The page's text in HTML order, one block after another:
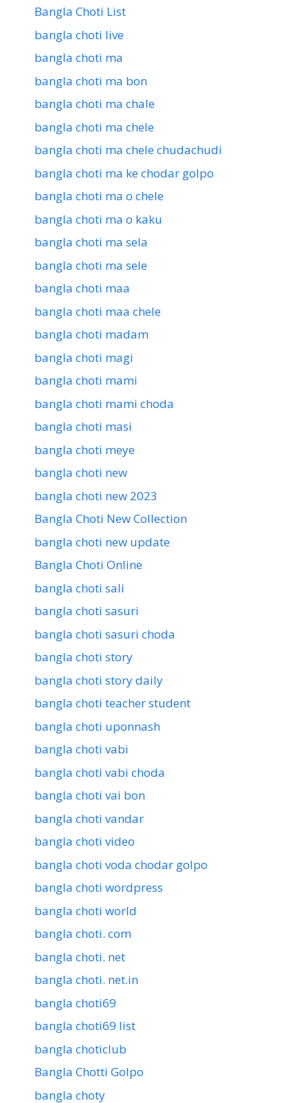
Bangla Choti List
bangla choti live
bangla choti ma
bangla choti ma bon
bangla choti ma chale
bangla choti ma chele
bangla choti ma chele chudachudi
bangla choti ma ke chodar golpo
bangla choti ma o chele
bangla choti ma o kaku
bangla choti ma sela
bangla choti ma sele
bangla choti maa
bangla choti maa chele
bangla choti madam
bangla choti magi
bangla choti mami
bangla choti mami choda
bangla choti masi
bangla choti meye
bangla choti new
bangla choti new 2023
Bangla Choti New Collection
bangla choti new update
Bangla Choti Online
bangla choti sali
bangla choti sasuri
bangla choti sasuri choda
bangla choti story
bangla choti story daily
bangla choti teacher student
bangla choti uponnash
bangla choti vabi
bangla choti vabi choda
bangla choti vai bon
bangla choti vandar
bangla choti video
bangla choti voda chodar golpo
bangla choti wordpress
bangla choti world
bangla choti. com
bangla choti. net
bangla choti. net.in
bangla choti69
bangla choti69 list
bangla choticlub
Bangla Chotti Golpo
bangla choty